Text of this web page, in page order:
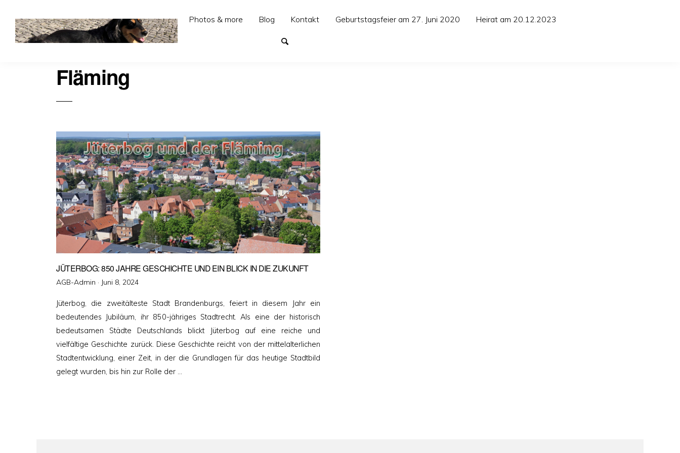
Photos & more Blog Kontakt Geburtstagsfeier am 27. Juni 2020 Heirat am 20.12.2023
Fläming
JÜTERBOG: 850 JAHRE GESCHICHTE UND EIN BLICK IN DIE ZUKUNFT
AGB-Admin · Veröffentlicht
Juni 8, 2024
Jüterbog, die zweitälteste Stadt Brandenburgs, feiert in diesem Jahr ein
bedeutendes Jubiläum, ihr 850-jähriges Stadtrecht. Als eine der historisch
bedeutsamen Städte Deutschlands blickt Jüterbog auf eine reiche und
vielfältige Geschichte zurück. Diese Geschichte reicht von der mittelalterlichen
Stadtentwicklung, einer Zeit, in der die Grundlagen für das heutige Stadtbild
gelegt wurden, bis hin zur Rolle der …